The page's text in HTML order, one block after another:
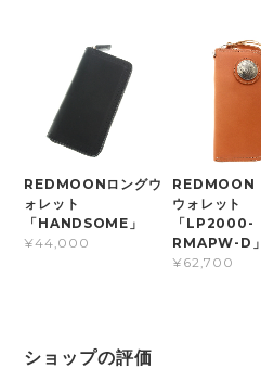
REDMOONロングウ
ォレット
「HANDSOME」
¥44,000
REDMOON
ウォレット
「LP2000-
RMAPW-D」
¥62,700
ショップの評価